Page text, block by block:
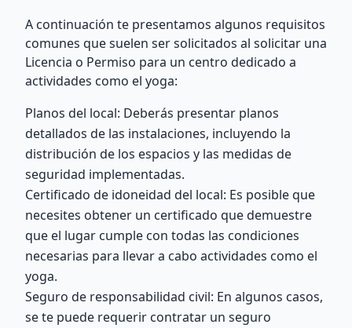
A continuación te presentamos algunos requisitos
comunes que suelen ser solicitados al solicitar una
Licencia o Permiso para un centro dedicado a
actividades como el yoga:
Planos del local: Deberás presentar planos
detallados de las instalaciones, incluyendo la
distribución de los espacios y las medidas de
seguridad implementadas.
Certificado de idoneidad del local: Es posible que
necesites obtener un certificado que demuestre
que el lugar cumple con todas las condiciones
necesarias para llevar a cabo actividades como el
yoga.
Seguro de responsabilidad civil: En algunos casos,
se te puede requerir contratar un seguro